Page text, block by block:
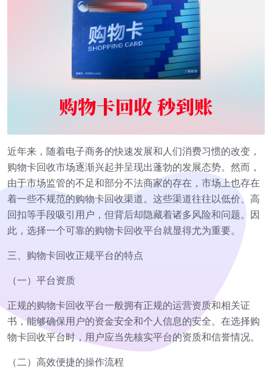
近年来，随着电子商务的快速发展和人们消费习惯的改变，
购物卡回收市场逐渐兴起并呈现出蓬勃的发展态势。然而，
由于市场监管的不足和部分不法商家的存在，市场上也存在
着一些不规范的购物卡回收渠道。这些渠道往往以低价、高
回扣等手段吸引用户，但背后却隐藏着诸多风险和问题。因
此，选择一个可靠的购物卡回收平台就显得尤为重要。
三、购物卡回收正规平台的特点
（一）平台资质
正规的购物卡回收平台一般拥有正规的运营资质和相关证
书，能够确保用户的资金安全和个人信息的安全。在选择购
物卡回收平台时，用户应当先核实平台的资质和信誉情况。
（二）高效便捷的操作流程